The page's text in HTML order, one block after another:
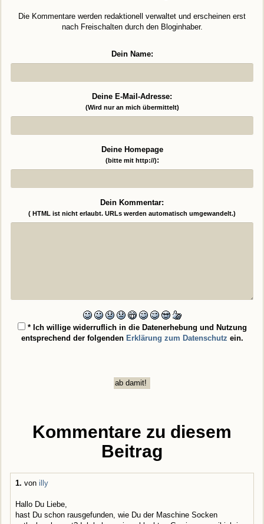
Die Kommentare werden redaktionell verwaltet und erscheinen erst
nach Freischalten durch den Bloginhaber.
Dein Name:
Deine E-Mail-Adresse:
(Wird nur an mich übermittelt)
Deine Homepage
(bitte mit http://):
Dein Kommentar:
( HTML ist nicht erlaubt. URLs werden automatisch umgewandelt.)
* Ich willige widerruflich in die Datenerhebung und Nutzung
entsprechend der folgenden Erklärung zum Datenschutz ein.
Kommentare zu diesem
Beitrag
1. von illy
Hallo Du Liebe,
hast Du schon rausgefunden, wie Du der Maschine Socken